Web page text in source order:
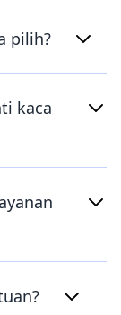
pilih?
kaca